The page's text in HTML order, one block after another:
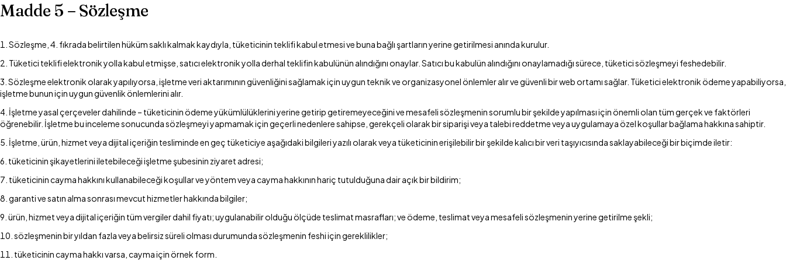
Madde 5 – Sözleşme
Sözleşme, 4. fıkrada belirtilen hüküm saklı kalmak kaydıyla, tüketicinin teklifi kabul etmesi ve buna bağlı şartların yerine getirilmesi anında kurulur.
Tüketici teklifi elektronik yolla kabul etmişse, satıcı elektronik yolla derhal teklifin kabulünün alındığını onaylar. Satıcı bu kabulün alındığını onaylamadığı sürece, tüketici sözleşmeyi feshedebilir.
Sözleşme elektronik olarak yapılıyorsa, işletme veri aktarımının güvenliğini sağlamak için uygun teknik ve organizasyonel önlemler alır ve güvenli bir web ortamı sağlar. Tüketici elektronik ödeme yapabiliyorsa,
işletme bunun için uygun güvenlik önlemlerini alır.
İşletme yasal çerçeveler dahilinde – tüketicinin ödeme yükümlülüklerini yerine getirip getiremeyeceğini ve mesafeli sözleşmenin sorumlu bir şekilde yapılması için önemli olan tüm gerçek ve faktörleri
öğrenebilir. İşletme bu inceleme sonucunda sözleşmeyi yapmamak için geçerli nedenlere sahipse, gerekçeli olarak bir siparişi veya talebi reddetme veya uygulamaya özel koşullar bağlama hakkına sahiptir.
İşletme, ürün, hizmet veya dijital içeriğin tesliminde en geç tüketiciye aşağıdaki bilgileri yazılı olarak veya tüketicinin erişilebilir bir şekilde kalıcı bir veri taşıyıcısında saklayabileceği bir biçimde iletir:
tüketicinin şikayetlerini iletebileceği işletme şubesinin ziyaret adresi;
tüketicinin cayma hakkını kullanabileceği koşullar ve yöntem veya cayma hakkının hariç tutulduğuna dair açık bir bildirim;
garanti ve satın alma sonrası mevcut hizmetler hakkında bilgiler;
ürün, hizmet veya dijital içeriğin tüm vergiler dahil fiyatı; uygulanabilir olduğu ölçüde teslimat masrafları; ve ödeme, teslimat veya mesafeli sözleşmenin yerine getirilme şekli;
sözleşmenin bir yıldan fazla veya belirsiz süreli olması durumunda sözleşmenin feshi için gereklilikler;
tüketicinin cayma hakkı varsa, cayma için örnek form.